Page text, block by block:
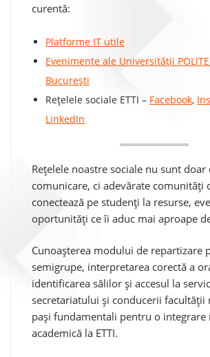
curentă:
Platforme IT utile
Evenimente ale Universității
București
Rețelele sociale ETTI – Facebook,
LinkedIn
Rețelele noastre sociale nu sunt doar
comunicare, ci adevărate comunități
conectează pe studenți la resurse,
oportunități ce îi aduc mai aproape
Cunoașterea modului de repartizare
semigrupe, interpretarea corectă a
identificarea sălilor și accesul la
secretariatului și conducerii facultății
pași fundamentali pentru o integrare
academică la ETTI.